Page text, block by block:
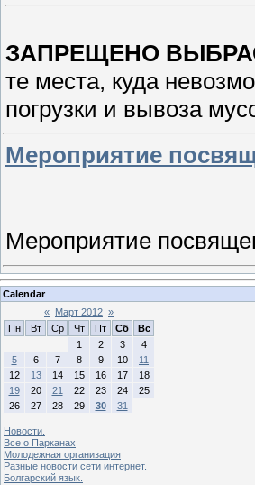
ЗАПРЕЩЕНО
те места, куда
погрузки и вывоза
Мероприятие
Мероприятие
Calendar
« Март 2012 »
Пн
Вт Ср Чт Пт Сб
Вс
1
2 3
4
5
6 7 8 9 10
11
12
13 14 15 16 17
18
19
20 21 22 23 24
25
26
27 28 29 30 31
Новости.
Все о Парканах
Молодежная организация
Разные новости сети интернет.
Болгарский язык.